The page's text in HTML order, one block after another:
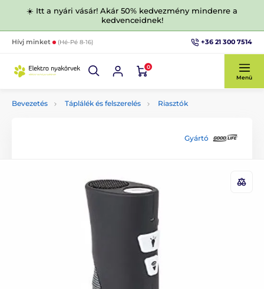
☀️ Itt a nyári vásár! Akár 50% kedvezmény mindenre a
kedvenceidnek!
Hívj minket (Hé-Pé 8-16) +36 21 300 7514
0
Menü
Bevezetés Táplálék és felszerelés Riasztók
Gyártó